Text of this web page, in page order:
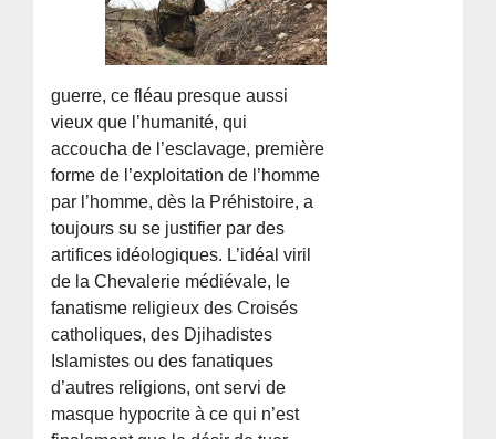
guerre, ce fléau presque aussi
vieux que l’humanité, qui
accoucha de l’esclavage, première
forme de l’exploitation de l’homme
par l’homme, dès la Préhistoire, a
toujours su se justifier par des
artifices idéologiques. L’idéal viril
de la Chevalerie médiévale, le
fanatisme religieux des Croisés
catholiques, des Djihadistes
Islamistes ou des fanatiques
d’autres religions, ont servi de
masque hypocrite à ce qui n’est